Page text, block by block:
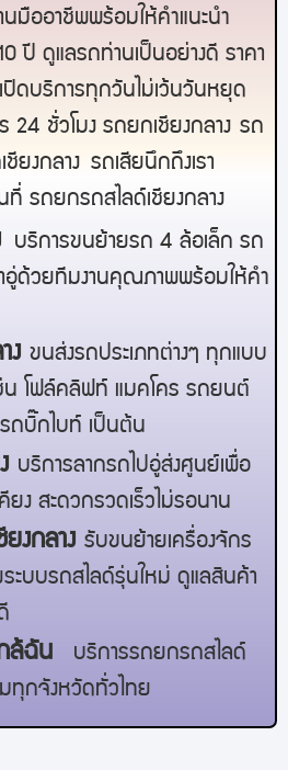
นมืออาชีพพร้อมให้คำแนะนำ
ปี ดูแลรถท่านเป็นอย่างดี ราคา
ปิดบริการทุกวันไม่เว้นวันหยุด
24 ชั่วโมง รถยกเชียงกลาง รถ
เชียงกลาง รถเสียนึกถึงเรา
ที่ รถยกรถสไลด์เชียงกลาง
บริการขนย้ายรถ 4 ล้อเล็ก รถ
าอู่ด้วยทีมงานคุณภาพพร้อมให้คำ
ง ขนส่งรถประเภทต่างๆ ทุกแบบ
โฟล์คลิฟท์ แมคโคร รถยนต์
ถบิ๊กไบท์ เป็นต้น
บริการลากรถไปอู่ส่งศูนย์เพื่อ
ยง สะดวกรวดเร็วไม่รอนาน
ชียงกลาง รับขนย้ายเครื่องจักร
ะบบรถสไลด์รุ่นใหม่ ดูแลสินค้า
กล้ฉัน
บริการรถยกรถสไลด์
กจังหวัดทั่วไทย